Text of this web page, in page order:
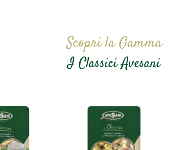
Scopri la Gamma
I Classici Avesani